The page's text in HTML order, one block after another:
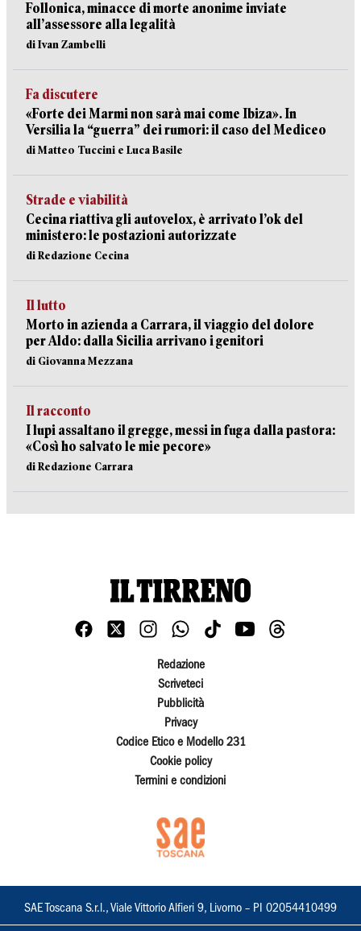
Follonica, minacce di morte anonime inviate
all’assessore alla legalità
di Ivan Zambelli
Fa discutere
«Forte dei Marmi non sarà mai come Ibiza». In
Versilia la “guerra” dei rumori: il caso del Mediceo
di Matteo Tuccini e Luca Basile
Strade e viabilità
Cecina riattiva gli autovelox, è arrivato l’ok del
ministero: le postazioni autorizzate
di Redazione Cecina
Il lutto
Morto in azienda a Carrara, il viaggio del dolore
per Aldo: dalla Sicilia arrivano i genitori
di Giovanna Mezzana
Il racconto
I lupi assaltano il gregge, messi in fuga dalla pastora:
«Così ho salvato le mie pecore»
di Redazione Carrara
Redazione
Scriveteci
Pubblicità
Privacy
Codice Etico e Modello 231
Cookie policy
Termini e condizioni
SAE Toscana S.r.l., Viale Vittorio Alfieri 9, Livorno – PI 02054410499